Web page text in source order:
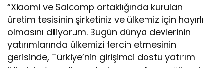
“Xiaomi ve Salcomp ortaklığında kurulan
üretim tesisinin şirketiniz ve ülkemiz için hayırlı
olmasını diliyorum. Bugün dünya devlerinin
yatırımlarında ülkemizi tercih etmesinin
gerisinde, Türkiye’nin girişimci dostu yatırım